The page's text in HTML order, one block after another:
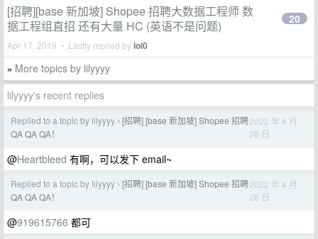
[招聘][base 新加坡] Shopee 招聘大数据工程师 数
据工程组直招 还有大量 HC (英语不是问题)
Apr 17, 2019 • Lastly replied bylol0
20
» More topics by lilyyyy
lilyyyy's recent replies
Replied to a topic by lilyyyy › [招聘] [base 新加坡] Shopee 招聘
QA QA QA！
2022 年 4 月
28 日
@Heartbleed 有啊，可以发下 email~
Replied to a topic by lilyyyy › [招聘] [base 新加坡] Shopee 招聘
QA QA QA！
2022 年 4 月
28 日
@919615766 都可